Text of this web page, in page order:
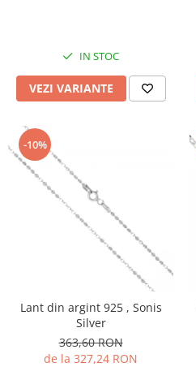
IN STOC
VEZI VARIANTE
-10%
Lant din argint 925 , Sonis
Silver
363,60 RON
de la 327,24 RON